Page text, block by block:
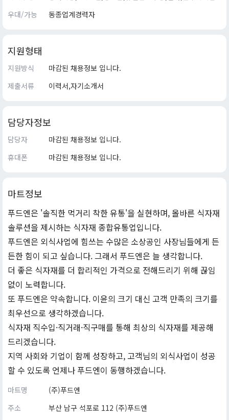
우대/가능
동종업계경력자
지원형태
지원방식
마감된 채용정보 입니다.
제출서류
이력서,자기소개서
담당자정보
담당자
마감된 채용정보 입니다.
휴대폰
마감된 채용정보 입니다.
마트정보
푸드엔은 '솔직한 먹거리 착한 유통'을 실현하며, 올바른 식자재
솔루션을 제시하는 식자재 종합유통업입니다.
푸드엔은 외식사업에 힘쓰는 수많은 소상공인 사장님들에게 든
든한 힘이 되고 싶습니다. 그래서 푸드엔은 늘 생각합니다.
더 좋은 식자재를 더 합리적인 가격으로 전해드리기 위해 끊임
없이 노력합니다.
또 푸드엔은 약속합니다. 이윤의 크기 대신 고객 만족의 크기를
최우선으로 생각하겠습니다.
식자재 직수입·직거래·직구매를 통해 최상의 식자재를 제공해
드리겠습니다.
지역 사회와 기업이 함께 성장하고, 고객님의 외식사업이 성공
할 수 있도록 언제나 푸드엔이 동행하겠습니다.
마트명
(주)푸드엔
주소
부산 남구 석포로 112 (주)푸드엔